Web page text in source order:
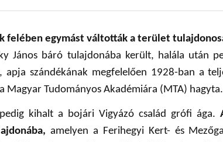
felében egymást váltották a terület
János báró tulajdonába került, halála után
szándékának megfelelően 1928-ban a
Tudományos Akadémiára (MTA) hagyta.
kihalt a bojári Vigyázó család grófi ága.
amelyen a Ferihegyi Kert- és